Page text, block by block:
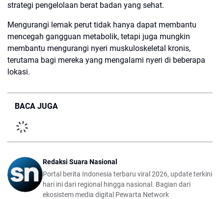
strategi pengelolaan berat badan yang sehat.
Mengurangi lemak perut tidak hanya dapat membantu
mencegah gangguan metabolik, tetapi juga mungkin
membantu mengurangi nyeri muskuloskeletal kronis,
terutama bagi mereka yang mengalami nyeri di beberapa
lokasi.
BACA JUGA
Redaksi Suara Nasional
Portal berita Indonesia terbaru viral 2026, update terkini
hari ini dari regional hingga nasional. Bagian dari
ekosistem media digital Pewarta Network